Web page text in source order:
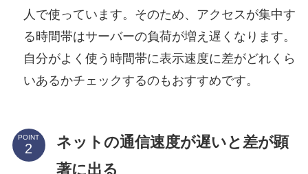
人で使っています。そのため、アクセスが集中す
る時間帯はサーバーの負荷が増え遅くなります。
自分がよく使う時間帯に表示速度に差がどれくら
いあるかチェックするのもおすすめです。
POINT
ネットの通信速度が遅いと差が顕
著に出る